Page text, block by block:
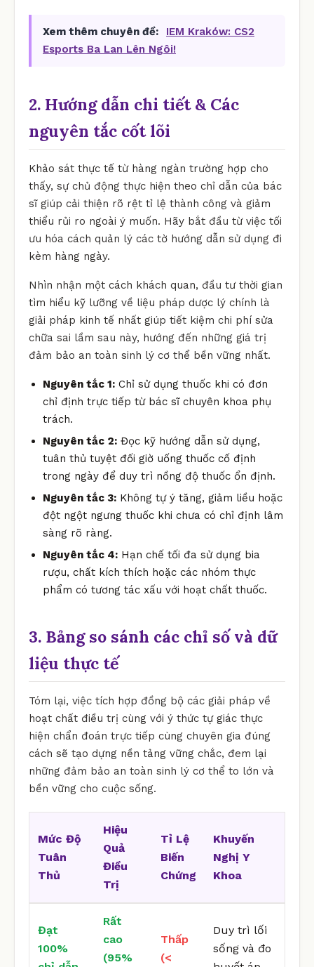
Xem thêm chuyên đề:
IEM Kraków: CS2
Esports Ba Lan Lên Ngôi!
2. Hướng dẫn chi tiết & Các
nguyên tắc cốt lõi
Khảo sát thực tế từ hàng ngàn trường hợp cho
thấy, sự chủ động thực hiện theo chỉ dẫn của bác
sĩ giúp cải thiện rõ rệt tỉ lệ thành công và giảm
thiểu rủi ro ngoài ý muốn. Hãy bắt đầu từ việc tối
ưu hóa cách quản lý các tờ hướng dẫn sử dụng đi
kèm hàng ngày.
Nhìn nhận một cách khách quan, đầu tư thời gian
tìm hiểu kỹ lưỡng về liệu pháp dược lý chính là
giải pháp kinh tế nhất giúp tiết kiệm chi phí sửa
chữa sai lầm sau này, hướng đến những giá trị
đảm bảo an toàn sinh lý cơ thể bền vững nhất.
Nguyên tắc 1: Chỉ sử dụng thuốc khi có đơn
chỉ định trực tiếp từ bác sĩ chuyên khoa phụ
trách.
Nguyên tắc 2: Đọc kỹ hướng dẫn sử dụng,
tuân thủ tuyệt đối giờ uống thuốc cố định
trong ngày để duy trì nồng độ thuốc ổn định.
Nguyên tắc 3: Không tự ý tăng, giảm liều hoặc
đột ngột ngưng thuốc khi chưa có chỉ định lâm
sàng rõ ràng.
Nguyên tắc 4: Hạn chế tối đa sử dụng bia
rượu, chất kích thích hoặc các nhóm thực
phẩm có tương tác xấu với hoạt chất thuốc.
3. Bảng so sánh các chỉ số và dữ
liệu thực tế
Tóm lại, việc tích hợp đồng bộ các giải pháp về
hoạt chất điều trị cùng với ý thức tự giác thực
hiện chẩn đoán trực tiếp cùng chuyên gia đúng
cách sẽ tạo dựng nền tảng vững chắc, đem lại
những đảm bảo an toàn sinh lý cơ thể to lớn và
bền vững cho cuộc sống.
Mức Độ
Tuân
Thủ
Hiệu
Quả
Điều
Trị
Tỉ Lệ
Biến
Chứng
Khuyến
Nghị Y
Khoa
Đạt
100%
Rất
cao
(95%
Thấp
(<
Duy trì lối
sống và đo